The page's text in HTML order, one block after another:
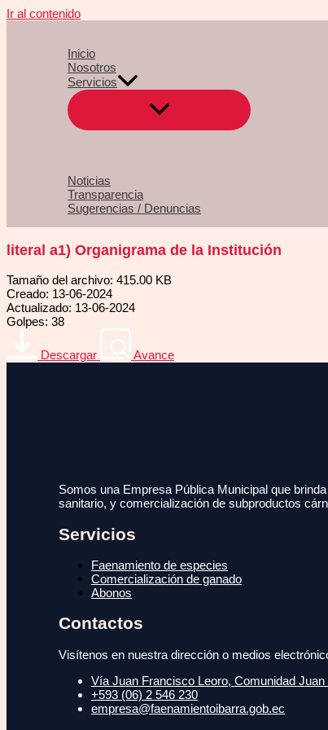
Ir al contenido
Inicio
Nosotros
Servicios
Noticias
Transparencia
Sugerencias / Denuncias
literal a1) Organigrama de la Institución
Tamaño del archivo: 415.00 KB
Creado: 13-06-2024
Actualizado: 13-06-2024
Golpes: 38
Descargar Avance
Somos una Empresa Pública Municipal que
sanitario, y comercialización de subproductos
Servicios
Faenamiento de especies
Comercialización de ganado
Abonos
Contactos
Visítenos en nuestra dirección o medios
Vía Juan Francisco Leoro, Comunidad
+593 (06) 2 546 230
empresa@faenamientoibarra.gob.ec